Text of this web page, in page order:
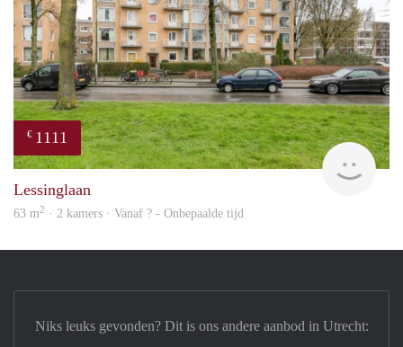
€ 1111
Lessinglaan
63 m2 · 2 kamers · Vanaf ? - Onbepaalde tijd
Niks leuks gevonden? Dit is ons andere aanbod in Utrecht: